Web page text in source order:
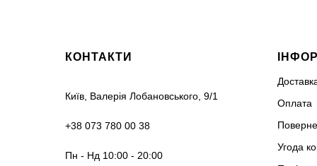
КОНТАКТИ
Київ, Валерія Лобановського, 9/1
+38 073 780 00 38
Пн - Нд 10:00 - 20:00
Оплата
Угода